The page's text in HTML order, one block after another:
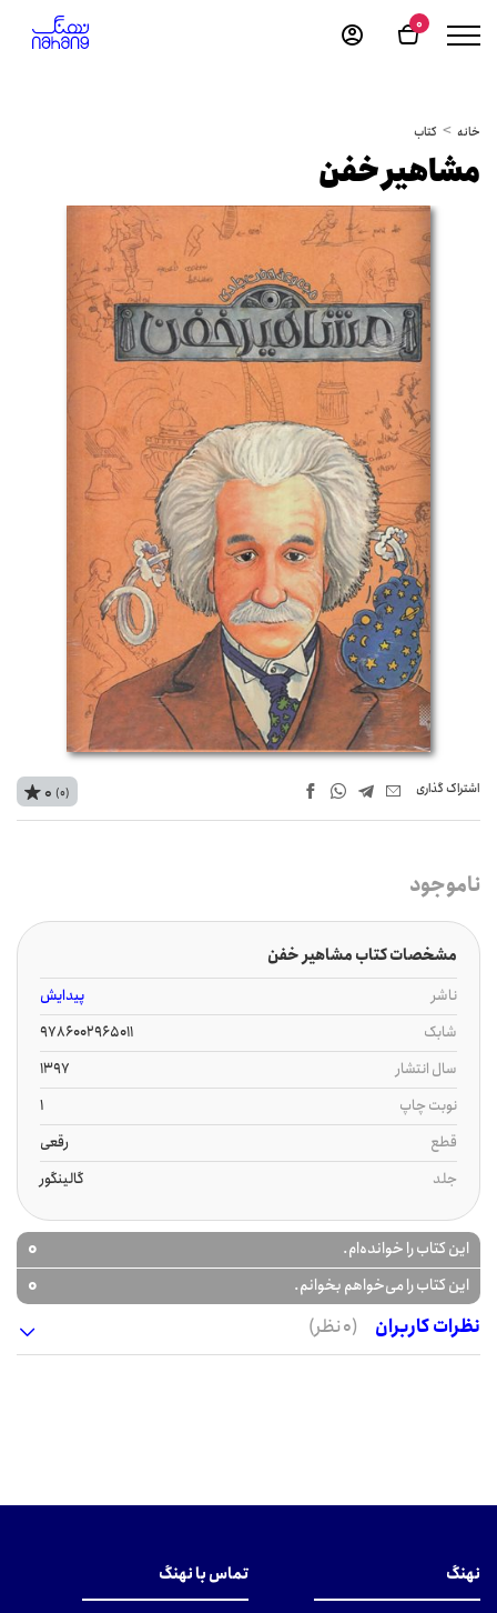
0
خانه کتاب
مشاهیر خفن
اشتراک‌ گذاری 0 (0)
ناموجود
مشخصات کتاب مشاهیر خفن
ناشر
پیدایش
شابک
9786002965011
سال انتشار
1397
نوبت چاپ
1
قطع
رقعی
جلد
گالینگور
این کتاب را خوانده‌ام. 0
این کتاب را می‌خواهم بخوانم.
0
نظرات کاربران
(0 نظر)
نهنگ تماس با نهنگ